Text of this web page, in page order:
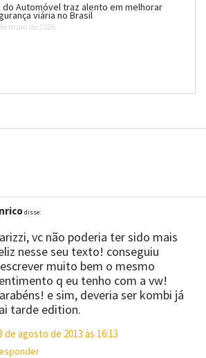
do Automóvel traz alento em melhorar
viária no Brasil
maio de 2026
disse:
vc não poderia ter sido mais
nesse seu texto! conseguiu
muito bem o mesmo
q eu tenho com a vw!
e sim, deveria ser kombi já
tarde edition.
de agosto de 2013 às 16:13